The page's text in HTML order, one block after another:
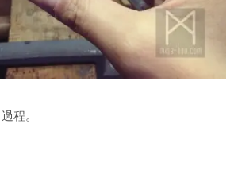
程。